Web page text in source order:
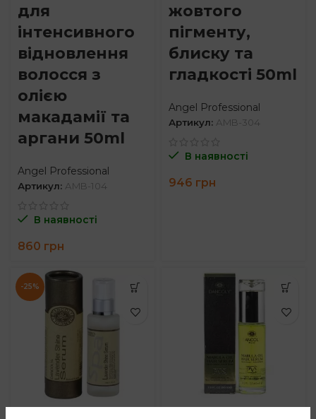
для
інтенсивного
відновлення
волосся з
олією
макадамії та
аргани 50ml
Angel Professional
Артикул: AMB-104
В наявності
860 грн
жовтого
пігменту,
блиску та
гладкості 50ml
Angel Professional
Артикул: AMB-304
В наявності
946 грн
-25%